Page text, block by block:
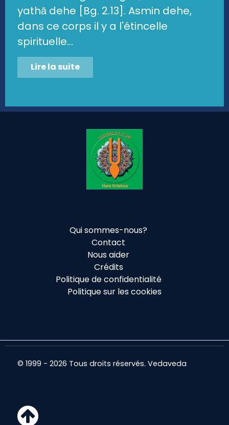
yathā dehe [Bg. 2.13]. Asmin dehe,
dans ce corps il y a l'étincelle
spirituelle...
Lire la suite
Qui sommes-nous?
Contact
Nous aider
Crédits
Politique de confidentialité
Politique sur les cookies
© 1999 - 2026 Tous droits réservés. Vedaveda